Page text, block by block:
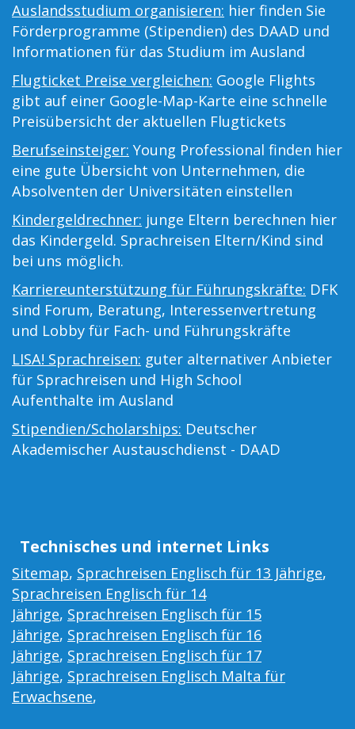
Auslandsstudium organisieren: hier finden Sie
Förderprogramme (Stipendien) des DAAD und
Informationen für das Studium im Ausland
Flugticket Preise vergleichen: Google Flights
gibt auf einer Google-Map-Karte eine schnelle
Preisübersicht der aktuellen Flugtickets
Berufseinsteiger: Young Professional finden hier
eine gute Übersicht von Unternehmen, die
Absolventen der Universitäten einstellen
Kindergeldrechner: junge Eltern berechnen hier
das Kindergeld. Sprachreisen Eltern/Kind sind
bei uns möglich.
Karriereunterstützung für Führungskräfte: DFK
sind Forum, Beratung, Interessenvertretung
und Lobby für Fach- und Führungskräfte
LISA! Sprachreisen: guter alternativer Anbieter
für Sprachreisen und High School
Aufenthalte im Ausland
Stipendien/Scholarships: Deutscher
Akademischer Austauschdienst - DAAD
Technisches und internet Links
Sitemap, Sprachreisen Englisch für 13 Jährige,
Sprachreisen Englisch für 14
Jährige, Sprachreisen Englisch für 15
Jährige, Sprachreisen Englisch für 16
Jährige, Sprachreisen Englisch für 17
Jährige, Sprachreisen Englisch Malta für
Erwachsene,